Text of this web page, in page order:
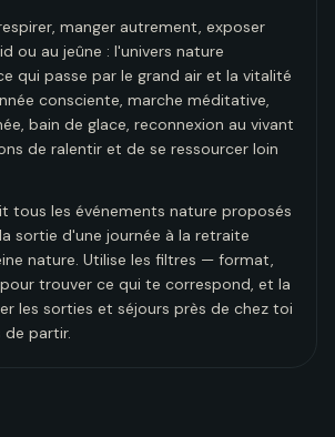
manger autrement, exposer
ou au jeûne : l'univers nature
qui passe par le grand air et la vitalité
consciente, marche méditative,
bain de glace, reconnexion au vivant
de ralentir et de se ressourcer loin
tous les événements nature proposés
sortie d'une journée à la retraite
nature. Utilise les filtres — format,
trouver ce qui te correspond, et la
les sorties et séjours près de chez toi
de partir.